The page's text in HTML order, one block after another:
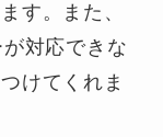
す。また、
対応できな
けてくれま